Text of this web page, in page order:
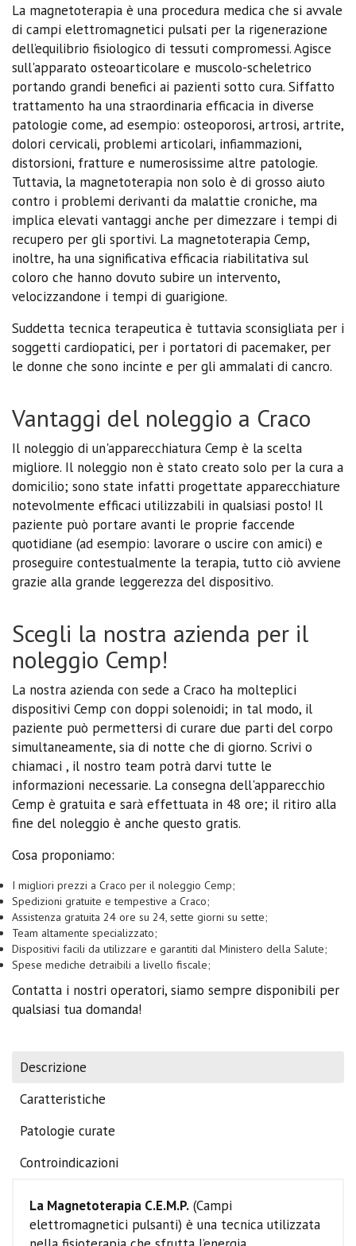
La magnetoterapia è una procedura medica che si avvale
di campi elettromagnetici pulsati per la rigenerazione
dell’equilibrio fisiologico di tessuti compromessi. Agisce
sull'apparato osteoarticolare e muscolo-scheletrico
portando grandi benefici ai pazienti sotto cura. Siffatto
trattamento ha una straordinaria efficacia in diverse
patologie come, ad esempio: osteoporosi, artrosi, artrite,
dolori cervicali, problemi articolari, infiammazioni,
distorsioni, fratture e numerosissime altre patologie.
Tuttavia, la magnetoterapia non solo è di grosso aiuto
contro i problemi derivanti da malattie croniche, ma
implica elevati vantaggi anche per dimezzare i tempi di
recupero per gli sportivi. La magnetoterapia Cemp,
inoltre, ha una significativa efficacia riabilitativa sul
coloro che hanno dovuto subire un intervento,
velocizzandone i tempi di guarigione.
Suddetta tecnica terapeutica è tuttavia sconsigliata per i
soggetti cardiopatici, per i portatori di pacemaker, per
le donne che sono incinte e per gli ammalati di cancro.
Vantaggi del noleggio a Craco
Il noleggio di un'apparecchiatura Cemp è la scelta
migliore. Il noleggio non è stato creato solo per la cura a
domicilio; sono state infatti progettate apparecchiature
notevolmente efficaci utilizzabili in qualsiasi posto! Il
paziente può portare avanti le proprie faccende
quotidiane (ad esempio: lavorare o uscire con amici) e
proseguire contestualmente la terapia, tutto ciò avviene
grazie alla grande leggerezza del dispositivo.
Scegli la nostra azienda per il
noleggio Cemp!
La nostra azienda con sede a Craco ha molteplici
dispositivi Cemp con doppi solenoidi; in tal modo, il
paziente può permettersi di curare due parti del corpo
simultaneamente, sia di notte che di giorno. Scrivi o
chiamaci , il nostro team potrà darvi tutte le
informazioni necessarie. La consegna dell'apparecchio
Cemp è gratuita e sarà effettuata in 48 ore; il ritiro alla
fine del noleggio è anche questo gratis.
Cosa proponiamo:
I migliori prezzi a Craco per il noleggio Cemp;
Spedizioni gratuite e tempestive a Craco;
Assistenza gratuita 24 ore su 24, sette giorni su sette;
Team altamente specializzato;
Dispositivi facili da utilizzare e garantiti dal Ministero della Salute;
Spese mediche detraibili a livello fiscale;
Contatta i nostri operatori, siamo sempre disponibili per
qualsiasi tua domanda!
Descrizione
Caratteristiche
Patologie curate
Controindicazioni
La Magnetoterapia C.E.M.P. (Campi
elettromagnetici pulsanti) è una tecnica utilizzata